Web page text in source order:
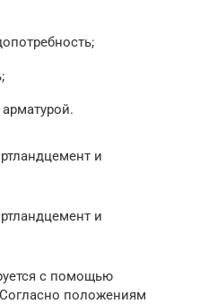
и
и
с помощью
положениям